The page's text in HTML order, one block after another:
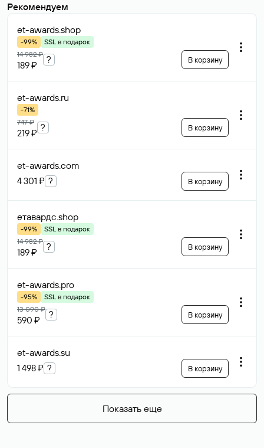
Рекомендуем
et-awards.shop
-99%
SSL в подарок
14 982 ₽
189 ₽
? В корзину
et-awards.ru
-71%
747 ₽
219 ₽
? В корзину
et-awards.com
4 301 ₽ ? В корзину
етавардс.shop
-99%
SSL в подарок
14 982 ₽
189 ₽
? В корзину
et-awards.pro
-95%
SSL в подарок
13 090 ₽
590 ₽
? В корзину
et-awards.su
1 498 ₽ ? В корзину
Показать еще